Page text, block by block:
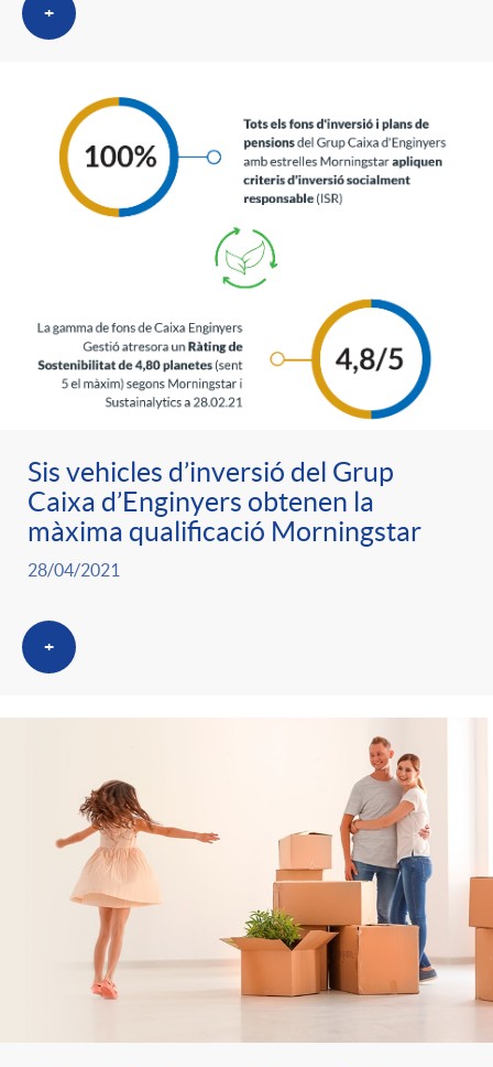
+
Sis vehicles d’inversió del Grup
Caixa d’Enginyers obtenen la
màxima qualificació Morningstar
28/04/2021
+